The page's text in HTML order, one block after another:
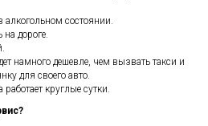
состоянии.
на дороге.
намного дешевле, чем вызвать такси и
для своего авто.
круглые сутки.